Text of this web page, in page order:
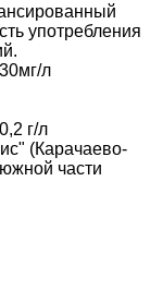
употребления
л
г/л
(Карачаево-
части